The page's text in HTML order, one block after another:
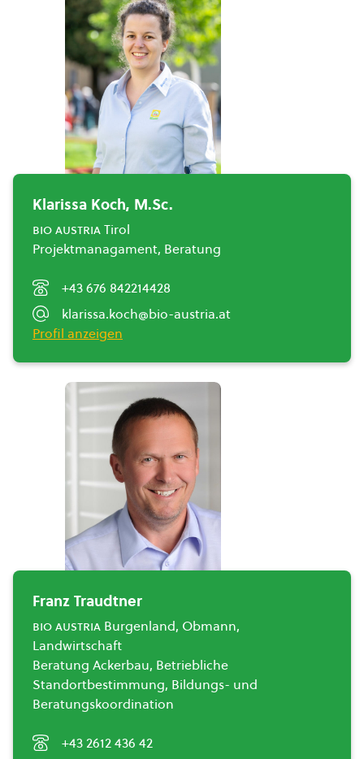
Klarissa Koch, M.Sc.
bio austriaTirol
Projektmanagament, Beratung
+43 676 842214428
klarissa.koch@bio-austria.at
Profil anzeigen
Franz Traudtner
bio austria Burgenland, Obmann,
Landwirtschaft
Beratung Ackerbau, Betriebliche
Standortbestimmung, Bildungs- und
Beratungskoordination
+43 2612 436 42